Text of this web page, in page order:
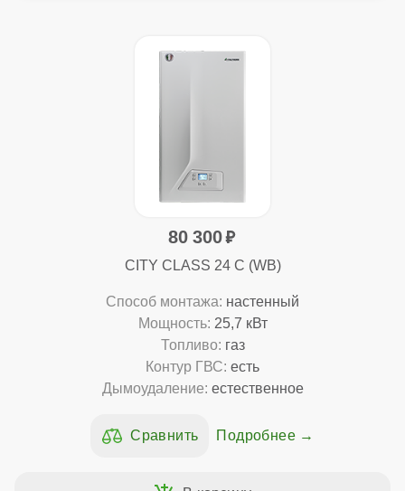
80 300
CITY CLASS 24 C (WB)
Способ монтажа: настенный
Мощность: 25,7 кВт
Топливо: газ
Контур ГВС: есть
Дымоудаление: естественное
Подробнее